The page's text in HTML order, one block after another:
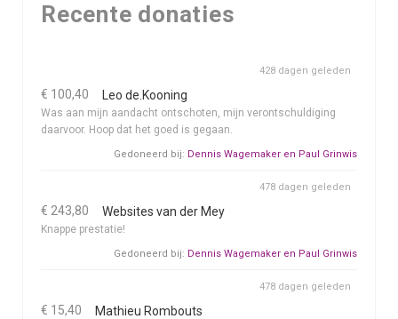
Recente donaties
€ 100,40 Leo de.Kooning
Was aan mijn aandacht ontschoten, mijn verontschuldiging
daarvoor. Hoop dat het goed is gegaan.
428 dagen geleden
Gedoneerd bij: Dennis Wagemaker en Paul Grinwis
€ 243,80 Websites van der Mey
Knappe prestatie!
478 dagen geleden
Gedoneerd bij: Dennis Wagemaker en Paul Grinwis
€ 15,40 Mathieu Rombouts
478 dagen geleden